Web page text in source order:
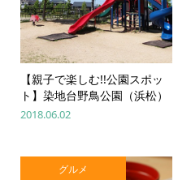
【親子で楽しむ!!公園スポッ
ト】染地台野鳥公園（浜松）
2018.06.02
グルメ